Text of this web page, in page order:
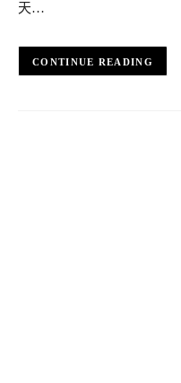
天…
CONTINUE READING